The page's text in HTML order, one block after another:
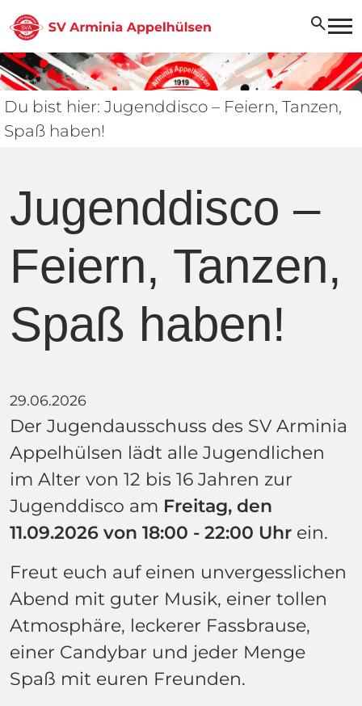
search
Du bist hier: Jugenddisco – Feiern, Tanzen,
Spaß haben!
Jugenddisco –
Feiern, Tanzen,
Spaß haben!
29.06.2026
Der Jugendausschuss des SV Arminia
Appelhülsen lädt alle Jugendlichen
im Alter von 12 bis 16 Jahren zur
Jugenddisco am Freitag, den
11.09.2026 von 18:00 - 22:00 Uhr ein.
Freut euch auf einen unvergesslichen
Abend mit guter Musik, einer tollen
Atmosphäre, leckerer Fassbrause,
einer Candybar und jeder Menge
Spaß mit euren Freunden.